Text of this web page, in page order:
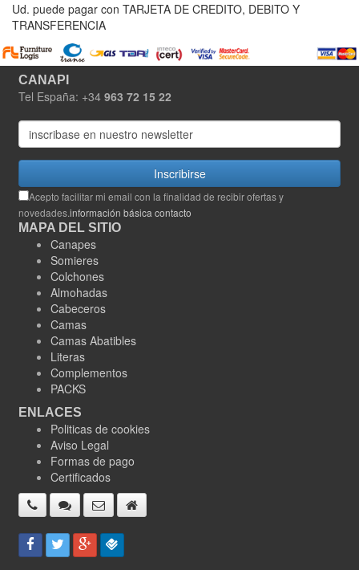
Ud. puede pagar con TARJETA DE CREDITO, DEBITO Y
TRANSFERENCIA
CANAPI
Tel España: +34 963 72 15 22
Inscribirse
Acepto facilitar mi email con la finalidad de recibir ofertas y
novedades.información básica contacto
MAPA DEL SITIO
Canapes
Somieres
Colchones
Almohadas
Cabeceros
Camas
Camas Abatibles
Literas
Complementos
PACKS
ENLACES
Politicas de cookies
Aviso Legal
Formas de pago
Certificados